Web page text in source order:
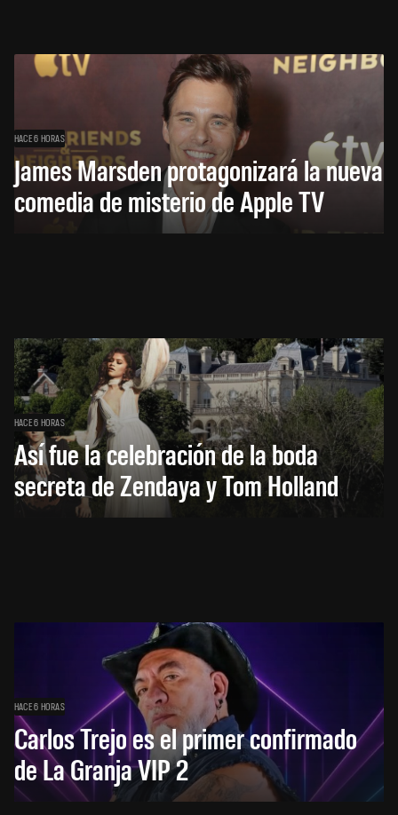
HACE 6 HORAS
James Marsden protagonizará la nueva
comedia de misterio de Apple TV
HACE 6 HORAS
Así fue la celebración de la boda
secreta de Zendaya y Tom Holland
HACE 6 HORAS
Carlos Trejo es el primer confirmado
de La Granja VIP 2